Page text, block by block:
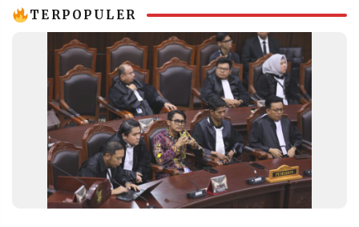
IKUTI
TERPOPULER